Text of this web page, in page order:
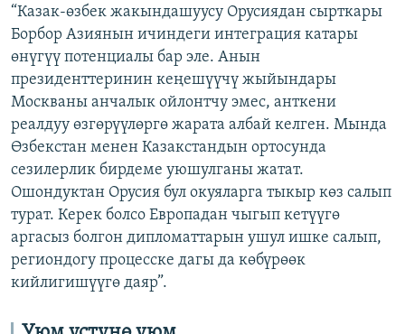
“Казак-өзбек жакындашуусу Орусиядан сырткары
Борбор Азиянын ичиндеги интеграция катары
өнүгүү потенциалы бар эле. Анын
президенттеринин кеңешүүчү жыйындары
Москваны анчалык ойлонтчу эмес, анткени
реалдуу өзгөрүүлөргө жарата албай келген. Мында
Өзбекстан менен Казакстандын ортосунда
сезилерлик бирдеме уюшулганы жатат.
Ошондуктан Орусия бул окуяларга тыкыр көз салып
турат. Керек болсо Европадан чыгып кетүүгө
аргасыз болгон дипломаттарын ушул ишке салып,
региондогу процесске дагы да көбүрөөк
кийлигишүүгө даяр”.